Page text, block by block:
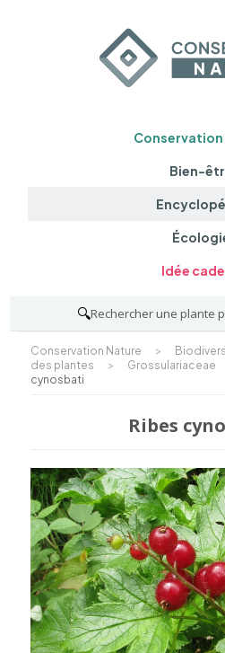
Bien-
Idée
🔍Rechercher une plante
Conservation Nature >
des plantes
> Grossulariaceae
cynosbati
Ribes